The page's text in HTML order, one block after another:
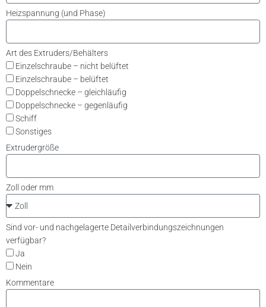
Heizspannung (und Phase)
Art des Extruders/Behälters
Einzelschraube – nicht belüftet
Einzelschraube – belüftet
Doppelschnecke – gleichläufig
Doppelschnecke – gegenläufig
Schiff
Sonstiges
Extrudergröße
Zoll oder mm
Sind vor- und nachgelagerte Detailverbindungszeichnungen
verfügbar?
Ja
Nein
Kommentare